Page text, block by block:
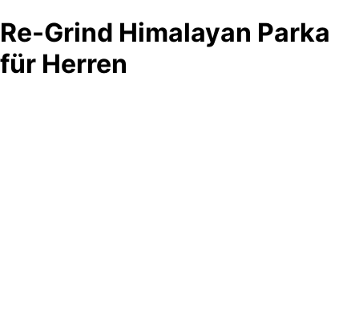
Re-Grind Himalayan Parka
für Herren